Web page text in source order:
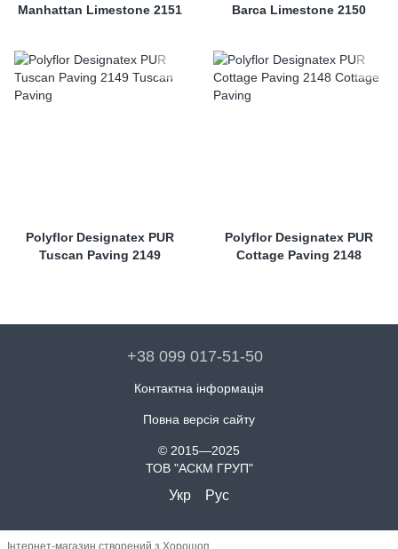
Manhattan Limestone 2151
Barca Limestone 2150
Polyflor Designatex PUR
Tuscan Paving 2149
Polyflor Designatex PUR
Cottage Paving 2148
+38 099 017-51-50
Контактна інформація
Повна версія сайту
© 2015—2025
ТОВ "АСКМ ГРУП"
Укр Рус